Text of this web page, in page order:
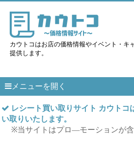
カウトコはお店の価格情報やイベント・キ
提供します。
メニューを開く
レシート買い取りサイト カウトコ
い取りいたします。
※当サイトはプロ―モーションが含